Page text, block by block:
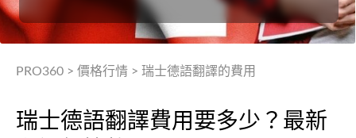
PRO360 > 價格行情 > 瑞士德語翻譯的費用
瑞士德語翻譯費用要多少？最新